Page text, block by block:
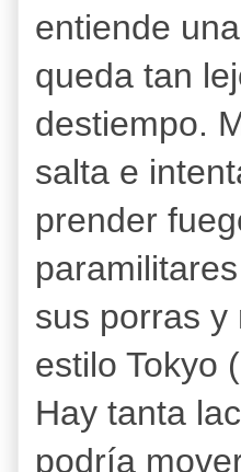
entiende
queda tan
destiempo.
salta e
prender
sus porras y
estilo Tokyo
Hay tanta
podría